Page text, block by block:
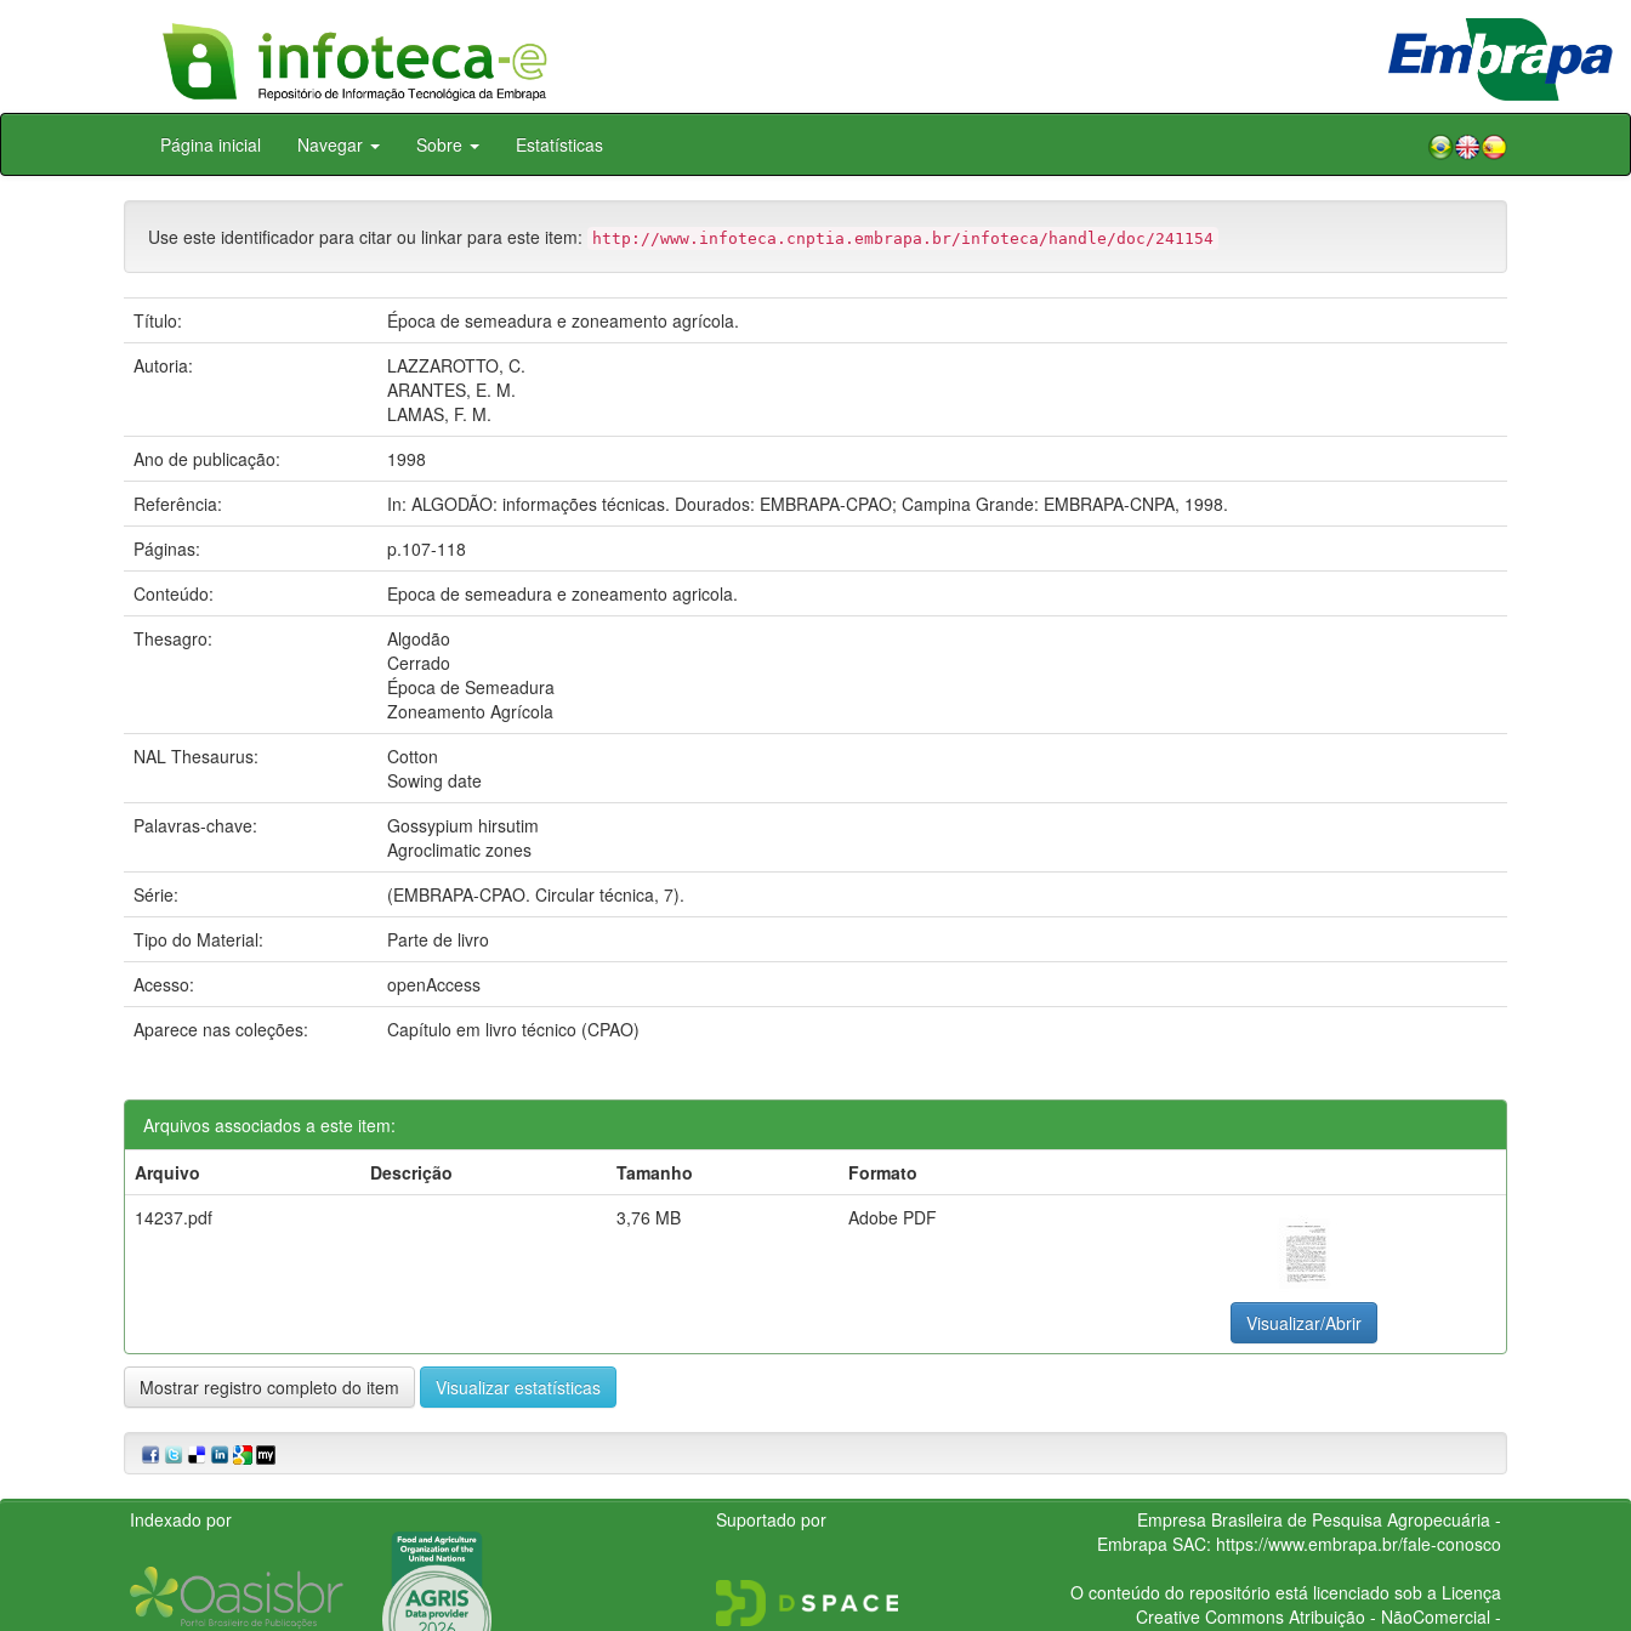
Skip
Página inicial Navegar Sobre Estatísticas
Use este identificador para citar ou linkar para este item: http://www.infoteca.cnptia.embrapa.br/infoteca/handle/doc/241154
Título:
Época de semeadura e zoneamento agrícola.
Autoria:
LAZZAROTTO, C.
ARANTES, E. M.
LAMAS, F. M.
Ano de publicação:
1998
Referência:
In: ALGODÃO: informações técnicas. Dourados: EMBRAPA-CPAO; Campina Grande: EMBRAPA-CNPA, 1998.
Páginas:
p.107-118
Conteúdo:
Epoca de semeadura e zoneamento agricola.
Thesagro:
Algodão
Cerrado
Época de Semeadura
Zoneamento Agrícola
NAL Thesaurus:
Cotton
Sowing date
Palavras-chave:
Gossypium hirsutim
Agroclimatic zones
Série:
(EMBRAPA-CPAO. Circular técnica, 7).
Tipo do Material:
Parte de livro
Acesso:
openAccess
Aparece nas coleções:
Capítulo em livro técnico (CPAO)
Arquivos associados a este item:
Arquivo
Descrição Tamanho
Formato
14237.pdf
3,76 MB Adobe PDF
Visualizar/Abrir
Mostrar registro completo do item Visualizar estatísticas
Indexado por Suportado por
Empresa Brasileira de Pesquisa Agropecuária -
Embrapa SAC: https://www.embrapa.br/fale-conosco
O conteúdo do repositório está licenciado sob a Licença
Creative CommonsAtribuição - NãoComercial -